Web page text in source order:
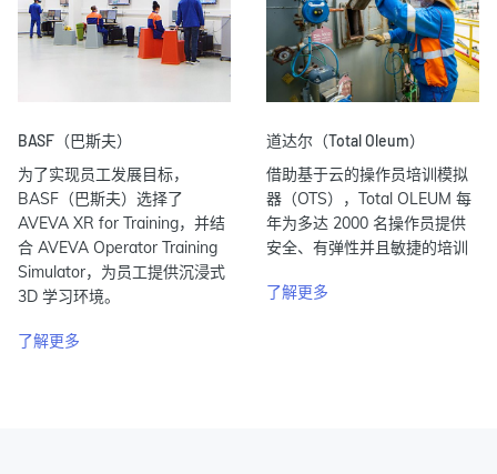
BASF（巴斯夫）
为了实现员工发展目标，
BASF（巴斯夫）选择了
AVEVA XR for Training，并结
合 AVEVA Operator Training
Simulator，为员工提供沉浸式
3D 学习环境。
了解更多
道达尔（Total Oleum）
借助基于云的操作员培训模拟
器（OTS），Total OLEUM 每
年为多达 2000 名操作员提供
安全、有弹性并且敏捷的培训
了解更多